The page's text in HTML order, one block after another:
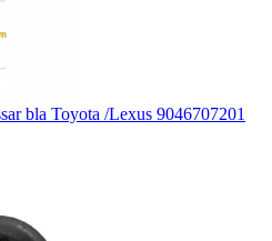
bla Toyota /Lexus 9046707201